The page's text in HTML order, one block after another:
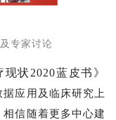
专家讨论
现状 2020蓝皮书》
应用及临床研究上
信随着更多中心建